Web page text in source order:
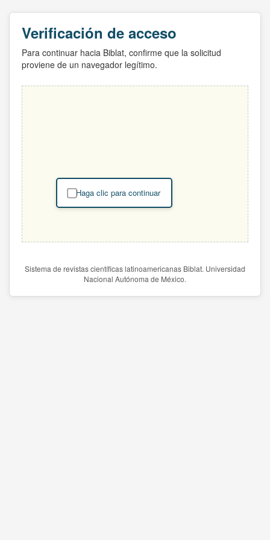
Verificación de acceso
Para continuar hacia Biblat, confirme que la solicitud
proviene de un navegador legítimo.
Haga clic para continuar
Sistema de revistas científicas latinoamericanas Biblat. Universidad
Nacional Autónoma de México.